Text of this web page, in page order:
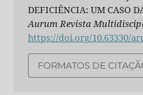
DEFICIÊNCIA: UM CASO
Aurum Revista
https://doi.org/10.63330/
FORMATOS DE